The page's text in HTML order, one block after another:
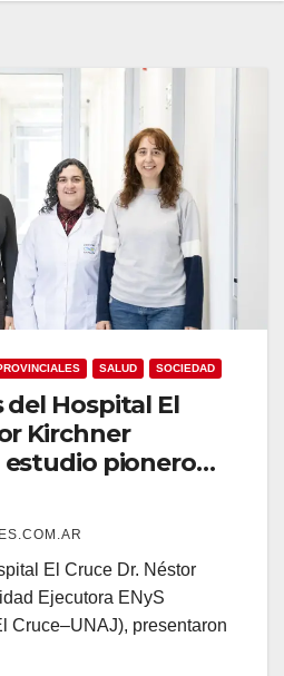
SALUD SOCIEDAD
Hospital El
Kirchner
pionero
cerebral y
El Cruce Dr. Néstor
Ejecutora ENyS
Cruce–UNAJ), presentaron